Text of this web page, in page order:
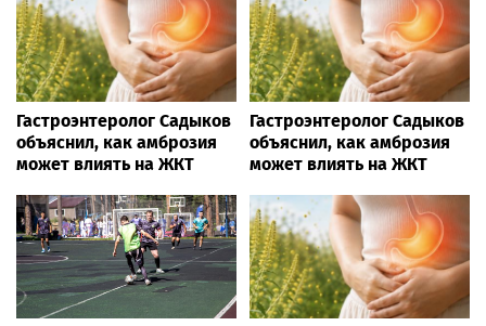
Гастроэнтеролог Садыков
объяснил, как амброзия
может влиять на ЖКТ
Гастроэнтеролог Садыков
объяснил, как амброзия
может влиять на ЖКТ